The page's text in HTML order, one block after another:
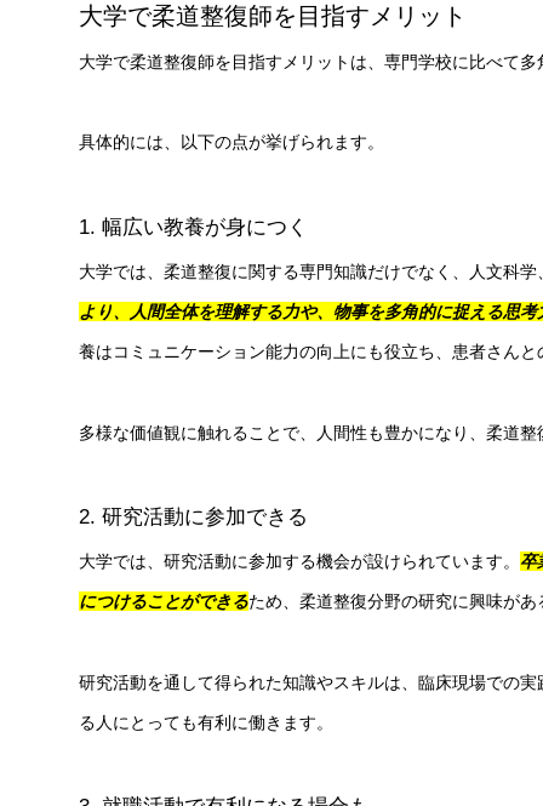
大学で柔道整復師を目指すメリット
大学で柔道整復師を目指すメリットは、専門学校に比べて
具体的には、以下の点が挙げられます。
1. 幅広い教養が身につく
大学では、柔道整復に関する専門知識だけでなく、人文科
より、人間全体を理解する力や、物事を多角的に捉える思
養はコミュニケーション能力の向上にも役立ち、患者さん
多様な価値観に触れることで、人間性も豊かになり、柔道
2. 研究活動に参加できる
大学では、研究活動に参加する機会が設けられています。 卒
につけることができるため、柔道整復分野の研究に興味が
研究活動を通して得られた知識やスキルは、臨床現場での
る人にとっても有利に働きます。